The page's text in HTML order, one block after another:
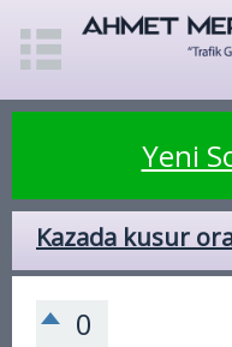
Yeni
Kazada kusur
0